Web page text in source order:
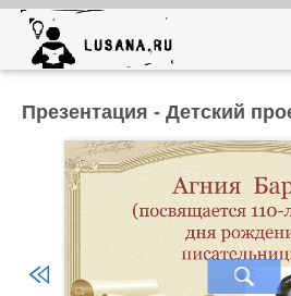
Презентация - Детский